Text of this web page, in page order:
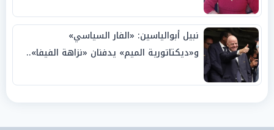
نبيل أبوالياسين: «الفار السياسي»
و«ديكتاتورية الميم» يدفنان «نزاهة الفيفا»..